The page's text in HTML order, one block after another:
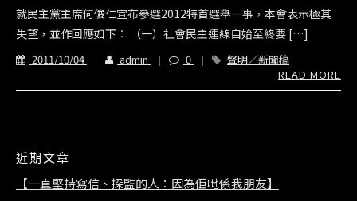
就民主黨主席何俊仁宣布參選2012特首選舉一事，本會表示極其
失望，並作回應如下︰ （一）社會民主連線自始至終要 […]
2011/10/04 admin 0
聲明／新聞稿
READ MORE
近期文章
【一直堅持寫信、探監的人：因為佢哋係我朋友】